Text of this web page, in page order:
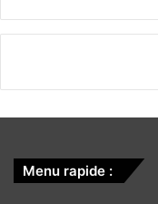
Menu rapide :